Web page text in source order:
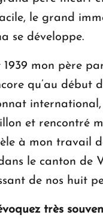
le grand
se développe.
1939 mon père
qu’au début
international,
et rencontré
à mon travail
le canton de
de nos huit
très